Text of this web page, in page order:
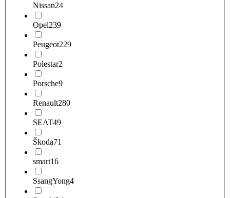
Nissan24
Opel239
Peugeot229
Polestar2
Porsche9
Renault280
SEAT49
Škoda71
smart16
SsangYong4